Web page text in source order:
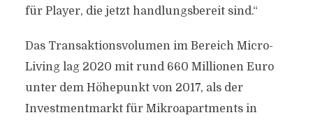
für Player, die jetzt handlungsbereit sind.“
Das Transaktionsvolumen im Bereich Micro-
Living lag 2020 mit rund 660 Millionen Euro
unter dem Höhepunkt von 2017, als der
Investmentmarkt für Mikroapartments in